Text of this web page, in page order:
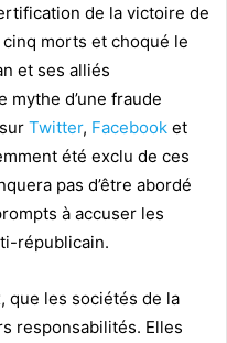
de la victoire de
morts et choqué le
et ses alliés
d’une fraude
Twitter, Facebook et
été exclu de ces
pas d’être abordé
à accuser les
républicain.
que les sociétés de la
responsabilités. Elles